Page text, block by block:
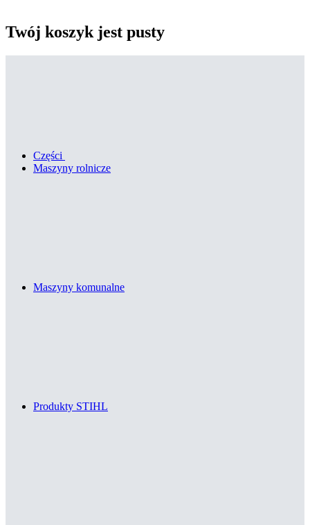
Twój koszyk jest pusty
Części
Maszyny rolnicze
Maszyny komunalne
Produkty STIHL